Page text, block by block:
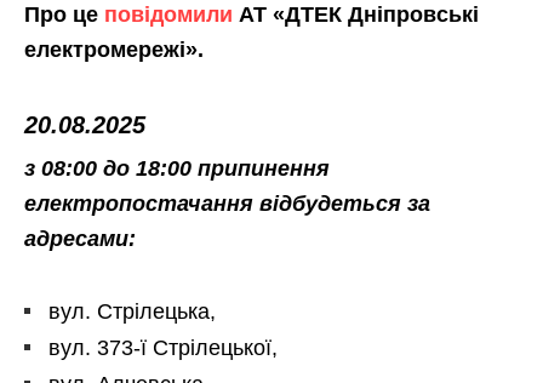
Про це повідомили АТ «ДТЕК Дніпровські
електромережі».
20.08.2025
з 08:00 до 18:00 припинення
електропостачання відбудеться за
адресами:
вул. Стрілецька,
вул. 373-ї Стрілецької,